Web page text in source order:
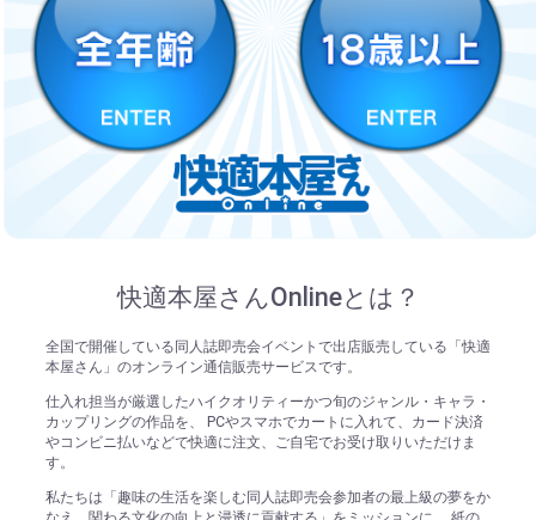
快適本屋さんOnlineとは？
全国で開催している同人誌即売会イベントで出店販売している「快適
本屋さん」のオンライン通信販売サービスです。
仕入れ担当が厳選したハイクオリティーかつ旬のジャンル・キャラ・
カップリングの作品を、 PCやスマホでカートに入れて、カード決済
やコンビニ払いなどで快適に注文、ご自宅でお受け取りいただけま
す。
私たちは「趣味の生活を楽しむ同人誌即売会参加者の最上級の夢をか